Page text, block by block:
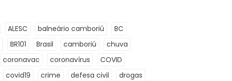
ALESC balneário camboriú
BC
BR101 Brasil camboriú
chuva
coronavac coronavírus
COVID
covid19 crime defesa civil
drogas